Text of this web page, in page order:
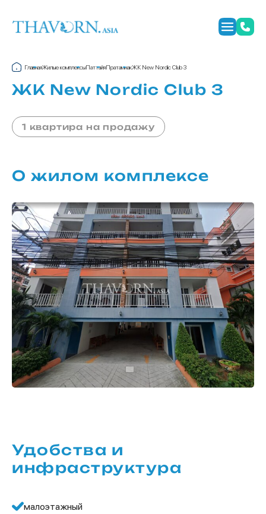
ГлавнаяЖилые комплексыПаттайяПратамнакЖК New Nordic Club 3
ЖК New Nordic Club 3
1 квартира на продажу
О жилом комплексе
Удобства и
инфраструктура
малоэтажный